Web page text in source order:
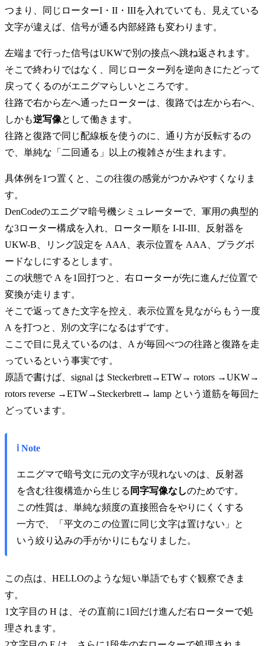
つまり、同じローターI・II・IIIを入れていても、見えている
文字が違えば、信号が通る内部経路も変わります。
左端まで行った信号はUKWで別の接点へ跳ね返されます。
そこで終わりではなく、同じローター列を逆向きにたどって
戻ってくるのがエニグマらしいところです。
往路で右から左へ通ったローターは、復路では左から右へ、
しかも逆写像として働きます。
往路と復路で同じ配線板を使うのに、通り方が反転するの
で、単純な「二回通る」以上の複雑さが生まれます。
具体例を1つ置くと、この往復の感覚がつかみやすくなりま
す。
DenCodeのエニグマ暗号機シミュレーターで、軍用の典型的
な3ローター構成を入れ、ローター順を I-II-III、反射器を
UKW-B、リング設定を AAA、表示位置を AAA、プラグボ
ードなしにするとします。
この状態で A を1回打つと、右ローターが先に進んだ位置で
変換が走ります。
そこで返ってきた文字を控え、表示位置を見ながらもう一度
A を打つと、別の文字になるはずです。
ここで目に見えているのは、A が毎回べつの往路と復路を走
っているという事実です。
原語で書けば、signal は Steckerbrett→ETW→ rotors →UKW→
rotors reverse →ETW→Steckerbrett→ lamp という道筋を毎回た
どっています。
ℹ️ Note
エニグマで暗号文に元の文字が現れないのは、反射器
を含む往復構造から生じる 同字写像なしのためです。
この性質は、単純な頻度の直接照合をやりにくくする
一方で、「平文のこの位置に同じ文字は置けない」と
いう絞り込みの手がかりにもなりました。
この点は、HELLOのような短い単語でもすぐ観察できま
す。
1文字目の H は、その直前に1回だけ進んだ右ローターで処
理されます。